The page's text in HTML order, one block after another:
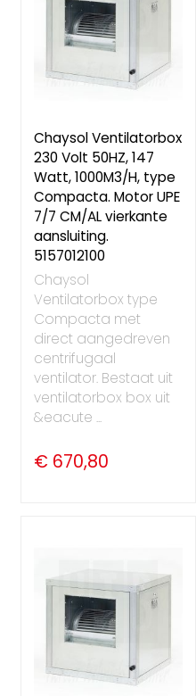
Chaysol Ventilatorbox
230 Volt 50HZ, 147
Watt, 1000M3/H, type
Compacta. Motor UPE
7/7 CM/AL vierkante
aansluiting.
5157012100
Chaysol
Ventilatorbox type
Compacta met
direct aangedreven
centrifugaal
ventilator. Bestaat uit
ventilatorbox box uit
&eacute ...
€ 670,80